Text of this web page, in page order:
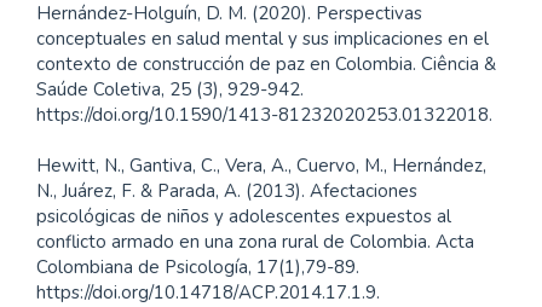
Hernández-Holguín, D. M. (2020). Perspectivas
conceptuales en salud mental y sus implicaciones en el
contexto de construcción de paz en Colombia. Ciência &
Saúde Coletiva, 25 (3), 929-942.
https://doi.org/10.1590/1413-81232020253.01322018.
Hewitt, N., Gantiva, C., Vera, A., Cuervo, M., Hernández,
N., Juárez, F. & Parada, A. (2013). Afectaciones
psicológicas de niños y adolescentes expuestos al
conflicto armado en una zona rural de Colombia. Acta
Colombiana de Psicología, 17(1),79-89.
https://doi.org/10.14718/ACP.2014.17.1.9.